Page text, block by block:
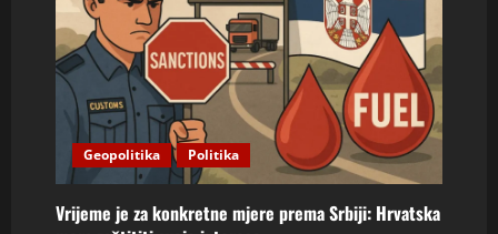
Geopolitika Politika
Vrijeme je za konkretne mjere prema Srbiji: Hrvatska